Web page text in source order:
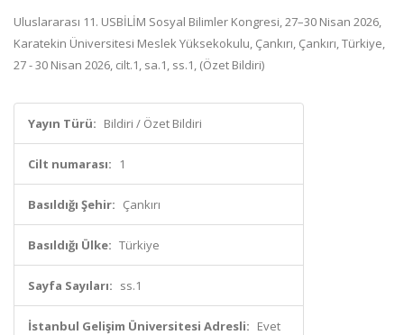
Uluslararası 11. USBİLİM Sosyal Bilimler Kongresi, 27–30 Nisan 2026,
Karatekin Üniversitesi Meslek Yüksekokulu, Çankırı, Çankırı, Türkiye,
27 - 30 Nisan 2026, cilt.1, sa.1, ss.1, (Özet Bildiri)
Yayın Türü: Bildiri / Özet Bildiri
Cilt numarası: 1
Basıldığı Şehir: Çankırı
Basıldığı Ülke: Türkiye
Sayfa Sayıları: ss.1
İstanbul Gelişim Üniversitesi Adresli: Evet